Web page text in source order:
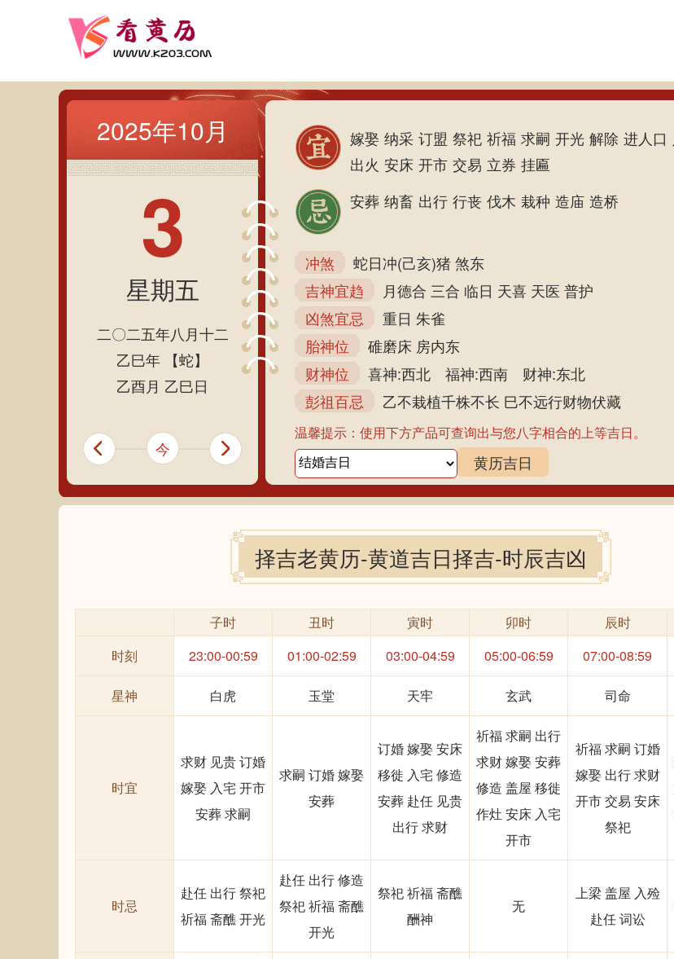
2025年10月
3
星期五
二〇二五年八月十二
乙巳年 【蛇】
乙酉月 乙巳日
今
嫁娶 纳采 订盟 祭祀 祈福 求嗣 开光 解除 进人口
出火 安床 开市 交易 立券 挂匾
安葬 纳畜 出行 行丧 伐木 栽种 造庙 造桥
冲煞
蛇日冲(己亥)猪 煞东
吉神宜趋
月德合 三合 临日 天喜 天医 普护
凶煞宜忌
重日 朱雀
胎神位
碓磨床 房内东
财神位
喜神:西北 福神:西南 财神:东北
彭祖百忌
乙不栽植千株不长 巳不远行财物伏藏
温馨提示：使用下方产品可查询出与您八字相合的上等吉日。
黄历吉日
择吉老黄历-黄道吉日择吉-时辰吉凶
子时 丑时 寅时 卯时 辰时
时刻
23:00-00:59 01:00-02:59 03:00-04:59 05:00-06:59 07:00-08:59
星神 白虎 玉堂 天牢 玄武 司命
时宜
求财 见贵 订婚
嫁娶 入宅 开市
安葬 求嗣
求嗣 订婚 嫁娶
安葬
订婚 嫁娶 安床
移徙 入宅 修造
安葬 赴任 见贵
出行 求财
祈福 求嗣 出行
求财 嫁娶 安葬
修造 盖屋 移徙
作灶 安床 入宅
开市
祈福 求嗣 订婚
嫁娶 出行 求财
开市 交易 安床
祭祀
时忌
赴任 出行 祭祀
祈福 斋醮 开光
赴任 出行 修造
祭祀 祈福 斋醮
开光
祭祀 祈福 斋醮
酬神
无
上梁 盖屋 入殓
赴任 词讼